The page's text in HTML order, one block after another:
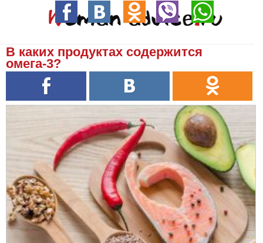
В каких продуктах содержится
омега-3?